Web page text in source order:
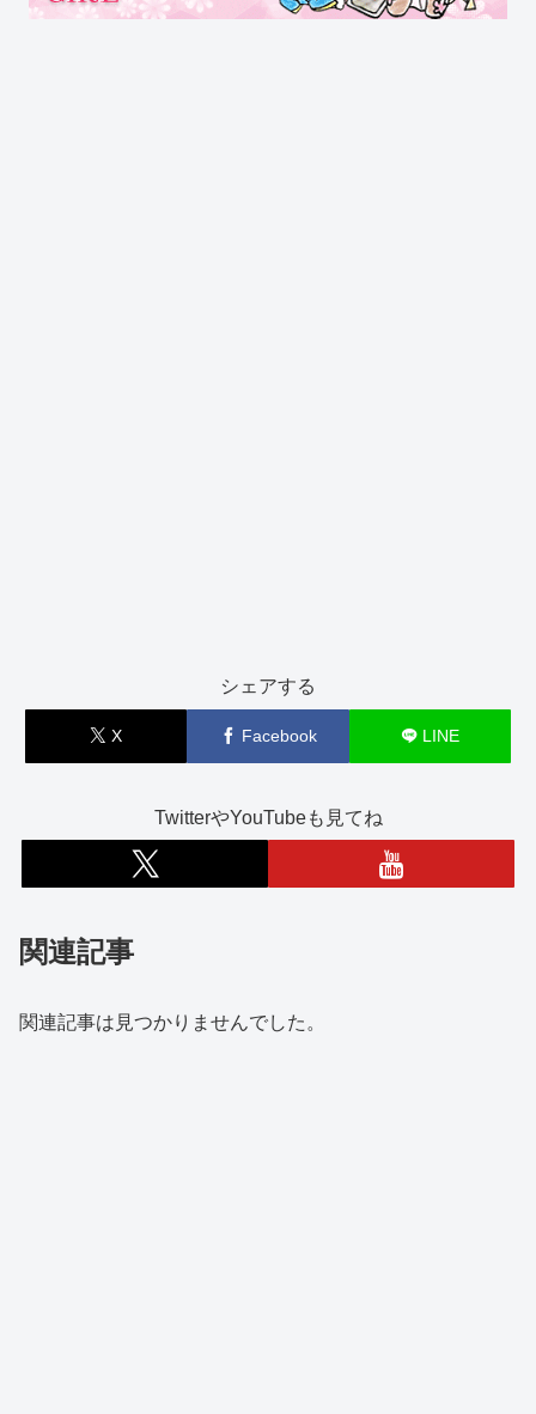
シェアする
X Facebook LINE
TwitterやYouTubeも見てね
関連記事
関連記事は見つかりませんでした。